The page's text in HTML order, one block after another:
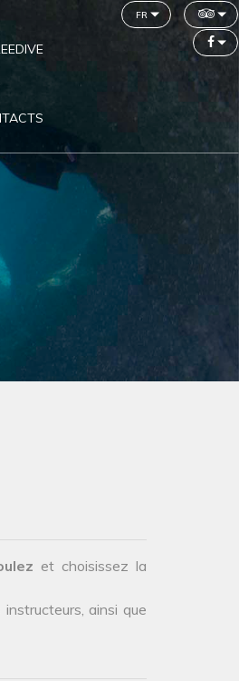
fr
et choisissez la
ainsi que